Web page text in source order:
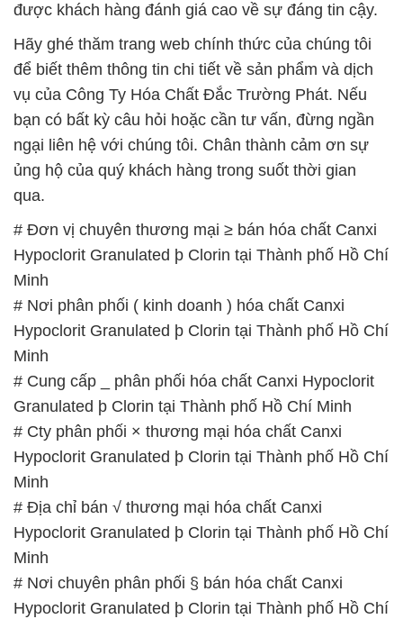
được khách hàng đánh giá cao về sự đáng tin cậy.
Hãy ghé thăm trang web chính thức của chúng tôi
để biết thêm thông tin chi tiết về sản phẩm và dịch
vụ của Công Ty Hóa Chất Đắc Trường Phát. Nếu
bạn có bất kỳ câu hỏi hoặc cần tư vấn, đừng ngần
ngại liên hệ với chúng tôi. Chân thành cảm ơn sự
ủng hộ của quý khách hàng trong suốt thời gian
qua.
# Đơn vị chuyên thương mại ≥ bán hóa chất Canxi
Hypoclorit Granulated þ Clorin tại Thành phố Hồ Chí
Minh
# Nơi phân phối ( kinh doanh ) hóa chất Canxi
Hypoclorit Granulated þ Clorin tại Thành phố Hồ Chí
Minh
# Cung cấp _ phân phối hóa chất Canxi Hypoclorit
Granulated þ Clorin tại Thành phố Hồ Chí Minh
# Cty phân phối × thương mại hóa chất Canxi
Hypoclorit Granulated þ Clorin tại Thành phố Hồ Chí
Minh
# Địa chỉ bán √ thương mại hóa chất Canxi
Hypoclorit Granulated þ Clorin tại Thành phố Hồ Chí
Minh
# Nơi chuyên phân phối § bán hóa chất Canxi
Hypoclorit Granulated þ Clorin tại Thành phố Hồ Chí